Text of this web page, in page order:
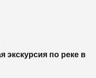
экскурсия по реке в